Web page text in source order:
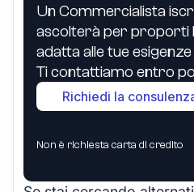
Un Commercialista
ascolterà per proporti
adatta alle tue esigenze
Ti contattiamo entro
Richiedi la
Non è richiesta carta di credito